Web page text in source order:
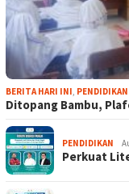
BERITA HARI INI, PENDIDIKAN
Ditopang Bambu,
PENDIDIKAN
Perkuat